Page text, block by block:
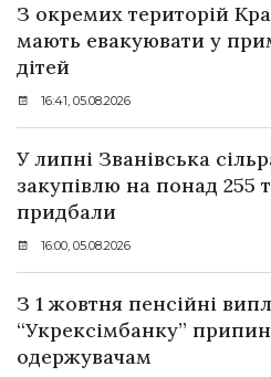
З окремих територій
мають евакуювати у
дітей
16:41, 05.08.2026
У липні Званівська
закупівлю на понад 255
придбали
16:00, 05.08.2026
З 1 жовтня пенсійні
“Укрексімбанку”
одержувачам